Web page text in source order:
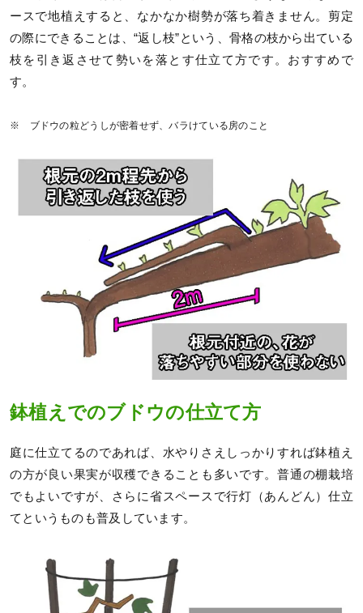
ースで地植えすると、なかなか樹勢が落ち着きません。剪定
の際にできることは、“返し枝”という、骨格の枝から出ている
枝を引き返させて勢いを落とす仕立て方です。おすすめで
す。
※ ブドウの粒どうしが密着せず、バラけている房のこと
鉢植えでのブドウの仕立て方
庭に仕立てるのであれば、水やりさえしっかりすれば鉢植え
の方が良い果実が収穫できることも多いです。普通の棚栽培
でもよいですが、さらに省スペースで行灯（あんどん）仕立
てというものも普及しています。